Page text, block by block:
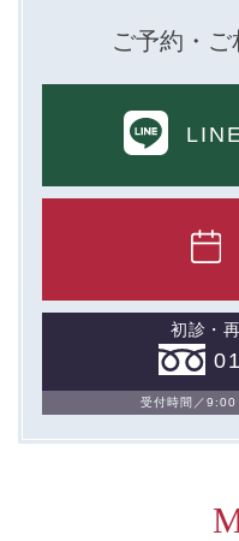
ご予約・ご
初診・
受付時間／9:00